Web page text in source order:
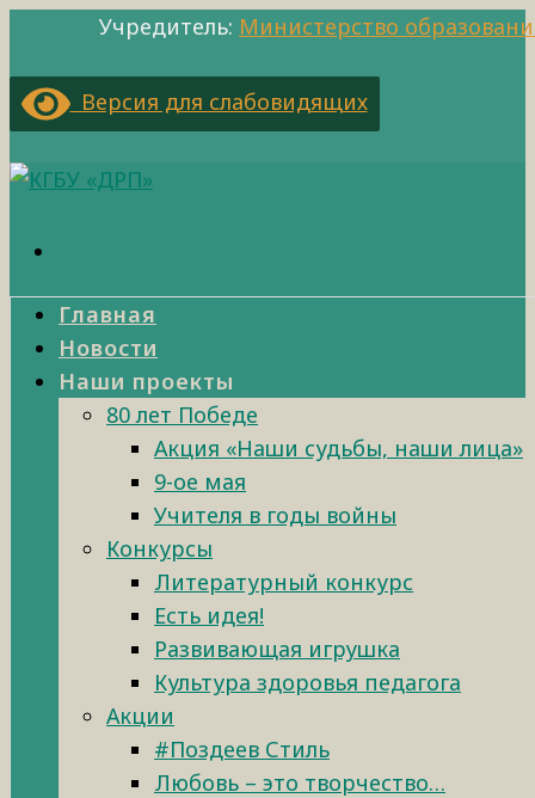
Учредитель: Министерство
Версия для слабовидящих
Главная
Новости
Наши проекты
80 лет Победе
Акция «Наши судьбы, наши лица»
9-ое мая
Учителя в годы войны
Конкурсы
Литературный конкурс
Есть идея!
Развивающая игрушка
Культура здоровья педагога
Акции
#Поздеев Стиль
Любовь – это творчество…